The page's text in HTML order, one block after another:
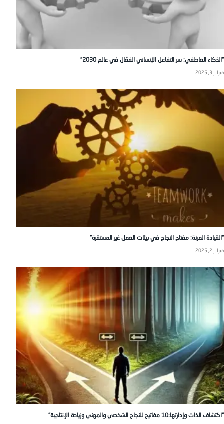
“الذكاء العاطفي: سر التفاعل الإنساني الفعّال في عالم 2030”
فبراير 3, 2025
“القيادة المرنة: مفتاح النجاح في بيئات العمل غير المستقرة”
فبراير 2, 2025
“اكتشاف الذات وإدارتها:10 مفاتيح للنجاح الشخصي والمهني وزيادة الإنتاجية”